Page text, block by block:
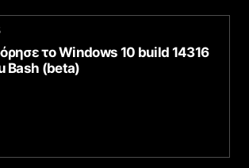
το Windows 10 build 14316
Bash (beta)